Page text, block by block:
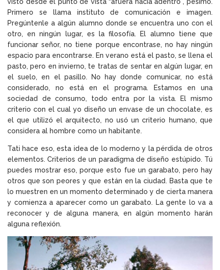
Primero se llama instituto de comunicación e imagen.
Pregúntenle a algún alumno donde se encuentra uno con el
otro, en ningún lugar, es la filosofía. El alumno tiene que
funcionar señor, no tiene porque encontrase, no hay ningún
espacio para encontrarse. En verano está el pasto, se llena el
pasto, pero en invierno, te tratas de sentar en algún lugar, en
el suelo, en el pasillo. No hay donde comunicar, no está
considerado, no está en el programa. Estamos en una
sociedad de consumo, todo entra por la vista. El mismo
criterio con el cual yo diseño un envase de un chocolate, es
el que utilizó el arquitecto, no usó un criterio humano, que
considera al hombre como un habitante.
Tati hace eso, esta idea de lo moderno y la pérdida de otros
elementos. Criterios de un paradigma de diseño estúpido. Tú
puedes mostrar eso, porque esto fue un garabato, pero hay
otros que son peores y que están en la ciudad. Basta que te
lo muestren en un momento determinado y de cierta manera
y comienza a aparecer como un garabato. La gente lo va a
reconocer y de alguna manera, en algún momento harán
alguna reflexión.